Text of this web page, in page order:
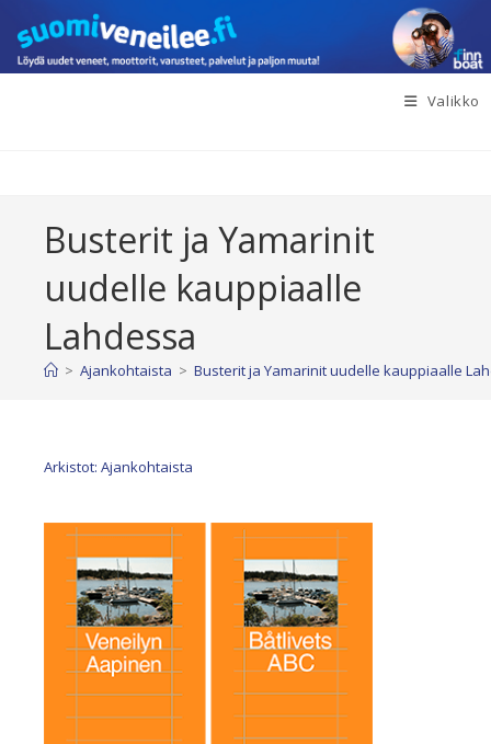
suoraan
sisältöön
Valikko
Busterit ja Yamarinit
uudelle kauppiaalle
Lahdessa
> Ajankohtaista > Busterit ja Yamarinit uudelle kauppiaalle
Arkistot: Ajankohtaista